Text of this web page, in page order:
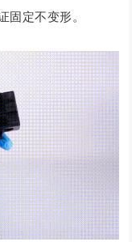
固定不变形。